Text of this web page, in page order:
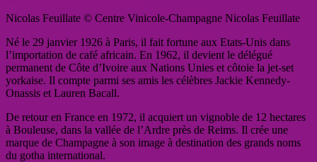
Nicolas Feuillate © Centre Vinicole-Champagne Nicolas Feuillate
Né le 29 janvier 1926 à Paris, il fait fortune aux Etats-Unis dans
l’importation de café africain. En 1962, il devient le délégué
permanent de Côte d’Ivoire aux Nations Unies et côtoie la jet-set
yorkaise. Il compte parmi ses amis les célèbres Jackie Kennedy-
Onassis et Lauren Bacall.
De retour en France en 1972, il acquiert un vignoble de 12 hectares
à Bouleuse, dans la vallée de l’Ardre près de Reims. Il crée une
marque de Champagne à son image à destination des grands noms
du gotha international.